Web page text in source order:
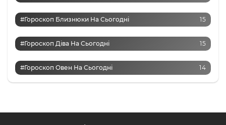
#Гороскоп Близнюки На Сьогодні 15
#Гороскоп Діва На Сьогодні 15
#Гороскоп Овен На Сьогодні 14